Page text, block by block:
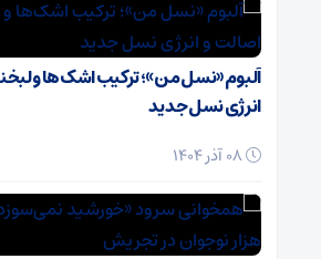
آلبوم «نسل من»؛ ترکیب اشک‌ها و
انرژی نسل جدید